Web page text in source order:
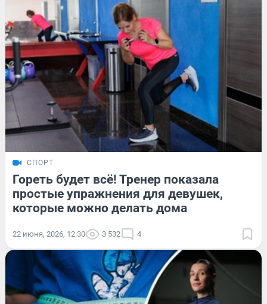
СПОРТ
Гореть будет всё! Тренер показала
простые упражнения для девушек,
которые можно делать дома
22 июня, 2026, 12:30 3 532 4